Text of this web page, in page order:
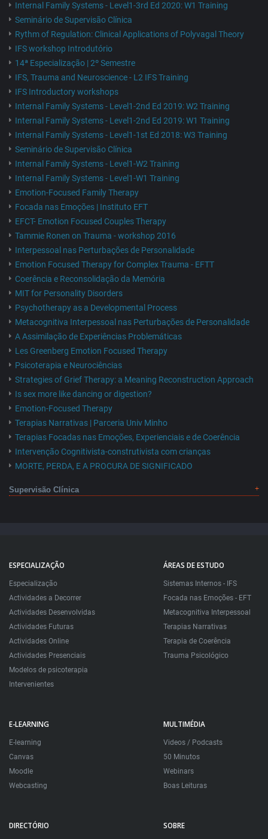
Internal Family Systems - Level1-3rd Ed 2020: W1 Training
Seminário de Supervisão Clínica
Rythm of Regulation: Clinical Applications of Polyvagal Theory
IFS workshop Introdutório
14ª Especialização | 2º Semestre
IFS, Trauma and Neuroscience - L2 IFS Training
IFS Introductory workshops
Internal Family Systems - Level1-2nd Ed 2019: W2 Training
Internal Family Systems - Level1-2nd Ed 2019: W1 Training
Internal Family Systems - Level1-1st Ed 2018: W3 Training
Seminário de Supervisão Clínica
Internal Family Systems - Level1-W2 Training
Internal Family Systems - Level1-W1 Training
Emotion-Focused Family Therapy
Focada nas Emoções | Instituto EFT
EFCT- Emotion Focused Couples Therapy
Tammie Ronen on Trauma - workshop 2016
Interpessoal nas Perturbações de Personalidade
Emotion Focused Therapy for Complex Trauma - EFTT
Coerência e Reconsolidação da Memória
MIT for Personality Disorders
Psychotherapy as a Developmental Process
Metacognitiva Interpessoal nas Perturbações de Personalidade
A Assimilação de Experiências Problemáticas
Les Greenberg Emotion Focused Therapy
Psicoterapia e Neurociências
Strategies of Grief Therapy: a Meaning Reconstruction Approach
Is sex more like dancing or digestion?
Emotion-Focused Therapy
Terapias Narrativas | Parceria Univ Minho
Terapias Focadas nas Emoções, Experienciais e de Coerência
Intervenção Cognitivista-construtivista com crianças
MORTE, PERDA, E A PROCURA DE SIGNIFICADO
Supervisão Clínica
ESPECIALIZAÇÃO
Especialização
Actividades a Decorrer
Actividades Desenvolvidas
Actividades Futuras
Actividades Online
Actividades Presenciais
Modelos de psicoterapia
Intervenientes
ÁREAS DE ESTUDO
Sistemas Internos - IFS
Focada nas Emoções - EFT
Metacognitiva Interpessoal
Terapias Narrativas
Terapia de Coerência
Trauma Psicológico
E-LEARNING
E-learning
Canvas
Moodle
Webcasting
MULTIMÉDIA
Videos / Podcasts
50 Minutos
Webinars
Boas Leituras
DIRECTÓRIO SOBRE